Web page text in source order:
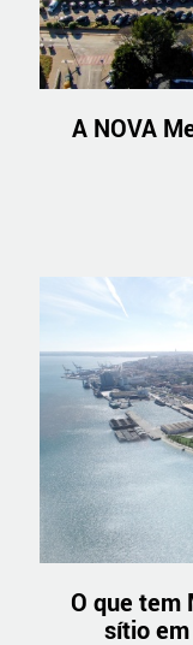
A NOVA
O que tem
sítio